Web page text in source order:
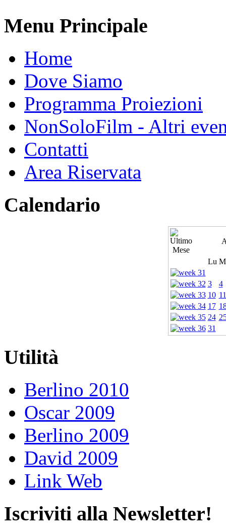
Menu Principale
Home
Dove Siamo
Programma Proiezioni
NonSoloFilm - Altri
Contatti
Area Riservata
Calendario
Lu
3
4
10 11
17
24
31
Utilità
Berlino 2010
Oscar 2009
Berlino 2009
David 2009
Link Web
Iscriviti alla Newsletter!